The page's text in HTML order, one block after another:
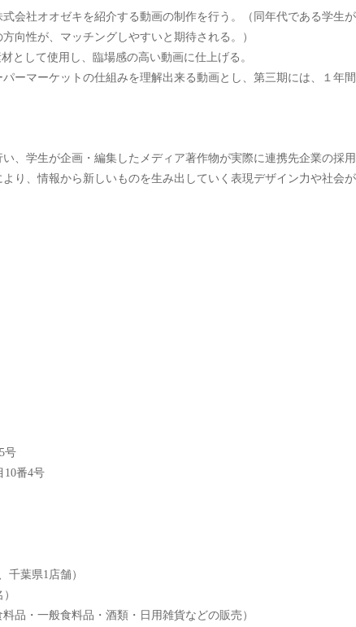
会社オオゼキを紹介する動画の制作を行う。（同年代である学生
向性が、マッチングしやすいと期待される。）
として使用し、臨場感の高い動画に仕上げる。
ーマーケットの仕組みを理解出来る動画とし、第三期には、１年
、学生が企画・編集したメディア著作物が実際に連携先企業の採
り、情報から新しいものを生み出していく表現デザイン力や社会
号
10番4号
千葉県1店舗）
品・一般食料品・酒類・日用雑貨などの販売）